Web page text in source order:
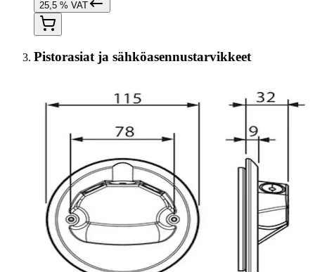
25,5 % VAT
Pistorasiat ja sähköasennustarvikkeet